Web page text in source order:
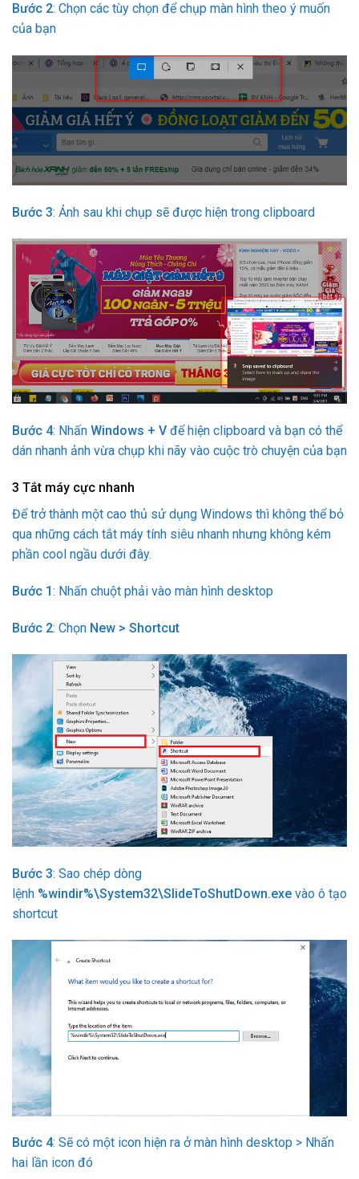
Bước 2: Chọn các tùy chọn để chụp màn hình theo ý muốn
của bạn
Bước 3: Ảnh sau khi chụp sẽ được hiện trong clipboard
Bước 4: Nhấn Windows + V để hiện clipboard và bạn có thể
dán nhanh ảnh vừa chụp khi nãy vào cuộc trò chuyện của bạn
3 Tắt máy cực nhanh
Để trở thành một cao thủ sử dụng Windows thì không thể bỏ
qua những cách tắt máy tính siêu nhanh nhưng không kém
phần cool ngầu dưới đây.
Bước 1: Nhấn chuột phải vào màn hình desktop
Bước 2: Chọn New > Shortcut
Bước 3: Sao chép dòng
lệnh %windir%\System32\SlideToShutDown.exe vào ô tạo
shortcut
Bước 4: Sẽ có một icon hiện ra ở màn hình desktop > Nhấn
hai lần icon đó